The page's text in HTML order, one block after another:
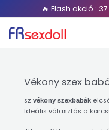
tartalomra
🔥 Flash akció :
Vékony szex
sz vékony szexbabák
Ideális választás a